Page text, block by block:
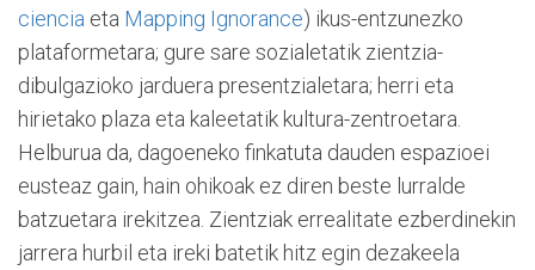
ciencia eta Mapping Ignorance) ikus-entzunezko
plataformetara; gure sare sozialetatik zientzia-
dibulgazioko jarduera presentzialetara; herri eta
hirietako plaza eta kaleetatik kultura-zentroetara.
Helburua da, dagoeneko finkatuta dauden espazioei
eusteaz gain, hain ohikoak ez diren beste lurralde
batzuetara irekitzea. Zientziak errealitate ezberdinekin
jarrera hurbil eta ireki batetik hitz egin dezakeela